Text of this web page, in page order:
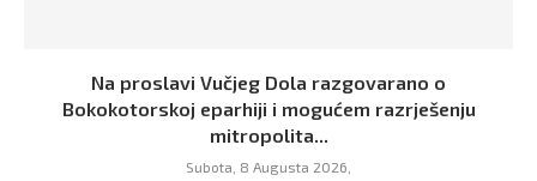
Na proslavi Vučjeg Dola razgovarano o
Bokokotorskoj eparhiji i mogućem razrješenju
mitropolita...
Subota, 8 Augusta 2026,